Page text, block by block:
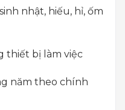
nhật, hiếu, hỉ, ốm
thiết bị làm việc
năm theo chính